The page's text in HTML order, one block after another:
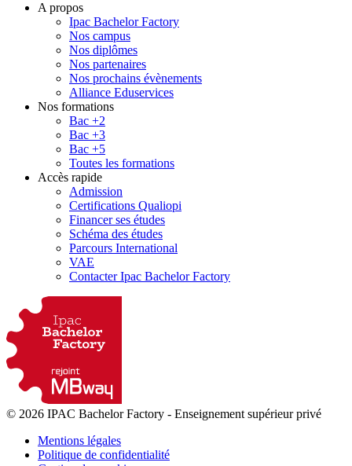
A propos
Ipac Bachelor Factory
Nos campus
Nos diplômes
Nos partenaires
Nos prochains évènements
Alliance Eduservices
Nos formations
Bac +2
Bac +3
Bac +5
Toutes les formations
Accès rapide
Admission
Certifications Qualiopi
Financer ses études
Schéma des études
Parcours International
VAE
Contacter Ipac Bachelor Factory
© 2026 IPAC Bachelor Factory - Enseignement supérieur privé
Mentions légales
Politique de confidentialité